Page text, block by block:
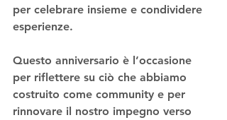
per celebrare insieme e condividere
esperienze.
Questo anniversario è l’occasione
per riflettere su ciò che abbiamo
costruito come community e per
rinnovare il nostro impegno verso